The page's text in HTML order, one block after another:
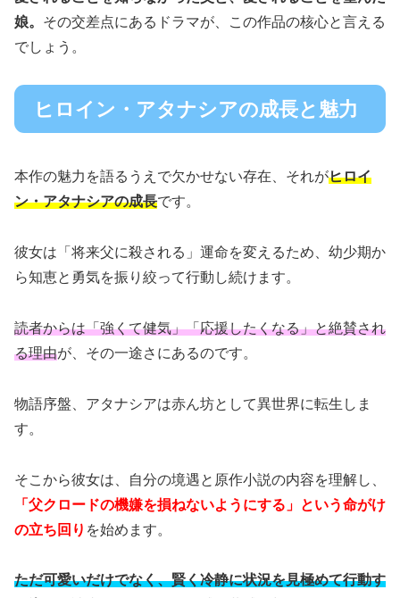
娘。 その交差点にあるドラマが、この作品の核心と言える
でしょう。
ヒロイン・アタナシアの成長と魅力
本作の魅力を語るうえで欠かせない存在、それがヒロイ
ン・アタナシアの成長です。
彼女は「将来父に殺される」運命を変えるため、幼少期か
ら知恵と勇気を振り絞って行動し続けます。
読者からは「強くて健気」「応援したくなる」と絶賛され
る理由が、その一途さにあるのです。
物語序盤、アタナシアは赤ん坊として異世界に転生しま
す。
そこから彼女は、自分の境遇と原作小説の内容を理解し、
「父クロードの機嫌を損ねないようにする」という命がけ
の立ち回り を始めます。
ただ可愛いだけでなく、賢く冷静に状況を見極めて行動す